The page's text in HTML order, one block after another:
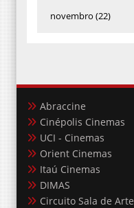
Abraccine
Cinépolis Cinemas
UCI - Cinemas
Orient Cinemas
Itaú Cinemas
DIMAS
Circuito Sala de Arte